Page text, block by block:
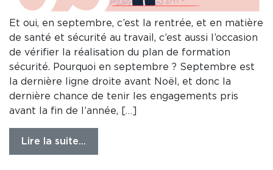
Et oui, en septembre, c’est la rentrée, et en matière
de santé et sécurité au travail, c’est aussi l’occasion
de vérifier la réalisation du plan de formation
sécurité. Pourquoi en septembre ? Septembre est
la dernière ligne droite avant Noël, et donc la
dernière chance de tenir les engagements pris
avant la fin de l’année, […]
Lire la suite…